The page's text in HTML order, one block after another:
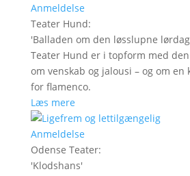
Anmeldelse
Teater Hund:
'Balladen om den løsslupne
Teater Hund er i topform med
om venskab og jalousi – og om en
for flamenco.
Læs mere
Anmeldelse
Odense Teater:
'Klodshans'